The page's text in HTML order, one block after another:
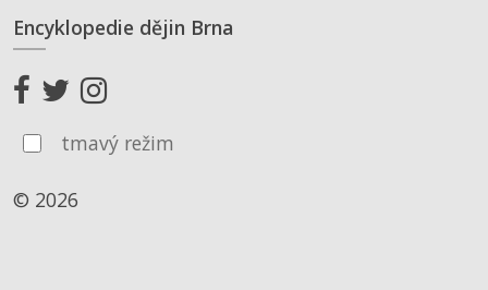
Encyklopedie dějin Brna
tmavý režim
© 2026